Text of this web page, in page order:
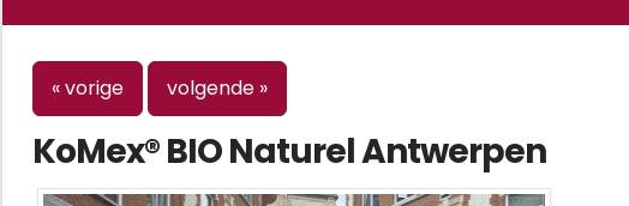
« vorige volgende »
KoMex® BIO Naturel Antwerpen